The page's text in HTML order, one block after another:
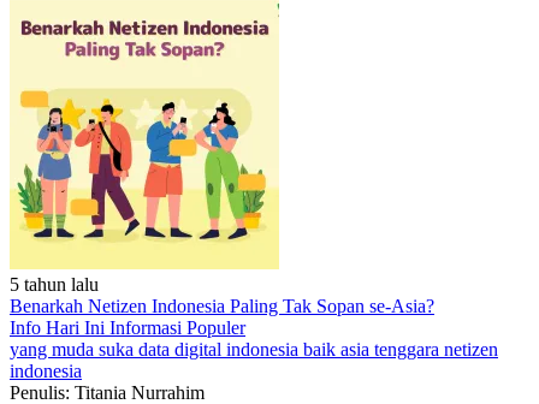
5 tahun lalu
Benarkah Netizen Indonesia Paling Tak Sopan se-Asia?
Info Hari Ini Informasi Populer
yang muda suka data digital indonesia baik asia tenggara netizen
indonesia
Penulis: Titania Nurrahim